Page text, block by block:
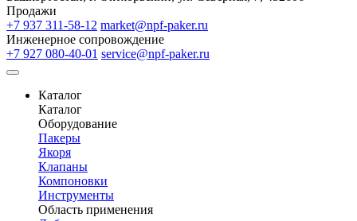
Продажи
+7 937 311-58-12 market@npf-paker.ru
Инженерное сопровождение
+7 927 080-40-01 service@npf-paker.ru
Каталог
Каталог
Оборудование
Пакеры
Якоря
Клапаны
Компоновки
Инструменты
Область применения